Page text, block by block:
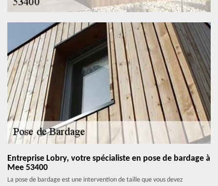
Entreprise Lobry, votre spécialiste en pose de bardage à
Mee 53400
La pose de bardage est une intervention de taille que vous devez